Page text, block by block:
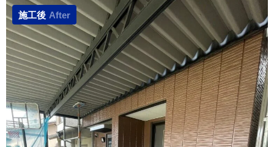
施工後 After